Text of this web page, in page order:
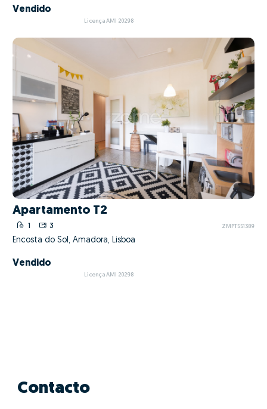
Vendido
Licença AMI 20298
Apartamento T2
1 3 ZMPT551389
Encosta do Sol, Amadora, Lisboa
Vendido
Licença AMI 20298
Contacto